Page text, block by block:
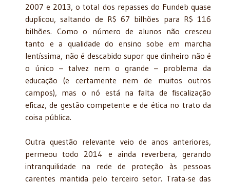
2007 e 2013, o total dos repasses do Fundeb quase
duplicou, saltando de R$ 67 bilhões para R$ 116
bilhões. Como o número de alunos não cresceu
tanto e a qualidade do ensino sobe em marcha
lentíssima, não é descabido supor que dinheiro não é
o único – talvez nem o grande – problema da
educação (e certamente nem de muitos outros
campos), mas o nó está na falta de fiscalização
eficaz, de gestão competente e de ética no trato da
coisa pública.
Outra questão relevante veio de anos anteriores,
permeou todo 2014 e ainda reverbera, gerando
intranquilidade na rede de proteção às pessoas
carentes mantida pelo terceiro setor. Trata-se das